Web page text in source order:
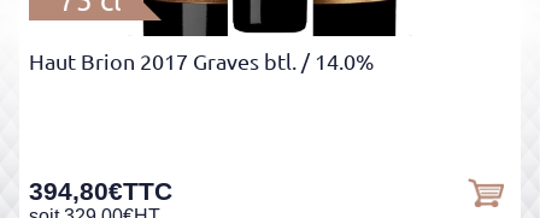
Haut Brion 2017 Graves btl. / 14.0%
394,80€TTC